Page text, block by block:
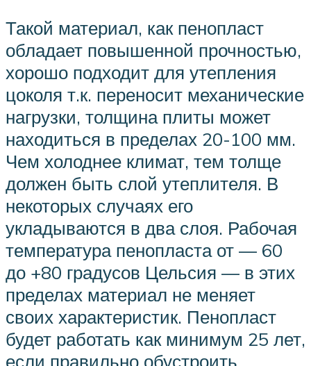
Такой материал, как пенопласт
обладает повышенной прочностью,
хорошо подходит для утепления
цоколя т.к. переносит механические
нагрузки, толщина плиты может
находиться в пределах 20-100 мм.
Чем холоднее климат, тем толще
должен быть слой утеплителя. В
некоторых случаях его
укладываются в два слоя. Рабочая
температура пенопласта от — 60
до +80 градусов Цельсия — в этих
пределах материал не меняет
своих характеристик. Пенопласт
будет работать как минимум 25 лет,
если правильно обустроить